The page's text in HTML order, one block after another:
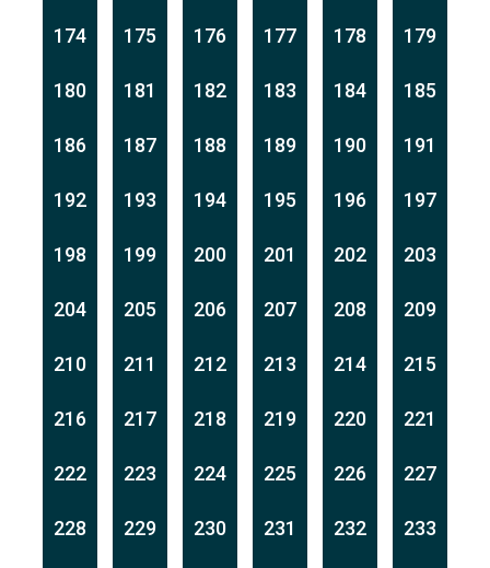
174 175 176 177 178 179
180 181 182 183 184 185
186 187 188 189 190 191
192 193 194 195 196 197
198 199 200 201 202 203
204 205 206 207 208 209
210 211 212 213 214 215
216 217 218 219 220 221
222 223 224 225 226 227
228 229 230 231 232 233